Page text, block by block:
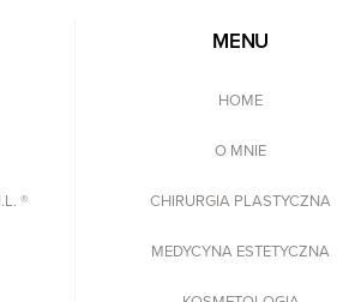
®
MENU
HOME
O MNIE
CHIRURGIA PLASTYCZNA
MEDYCYNA ESTETYCZNA